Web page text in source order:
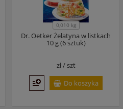
0,010 kg
Dr. Oetker Żelatyna w listkach
10 g (6 sztuk)
zł /szt
Do koszyka